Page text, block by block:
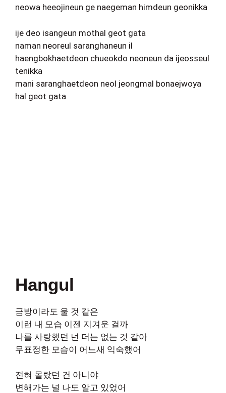
neowa heeojineun ge naegeman himdeun geonikka
ije deo isangeun mothal geot gata
naman neoreul saranghaneun il
haengbokhaetdeon chueokdo neoneun da ijeosseul
tenikka
mani saranghaetdeon neol jeongmal bonaejwoya
hal geot gata
Hangul
금방이라도 울 것 같은
이런 내 모습 이젠 지겨운 걸까
나를 사랑했던 넌 더는 없는 것 같아
무표정한 모습이 어느새 익숙했어
전혀 몰랐던 건 아니야
변해가는 널 나도 알고 있었어